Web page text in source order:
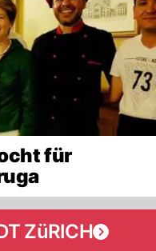
für
ZüRICH